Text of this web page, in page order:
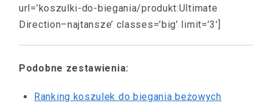
url=’koszulki-do-biegania/produkt:Ultimate
Direction–najtansze’ classes=’big’ limit=’3′]
Podobne zestawienia:
Ranking koszulek do biegania beżowych